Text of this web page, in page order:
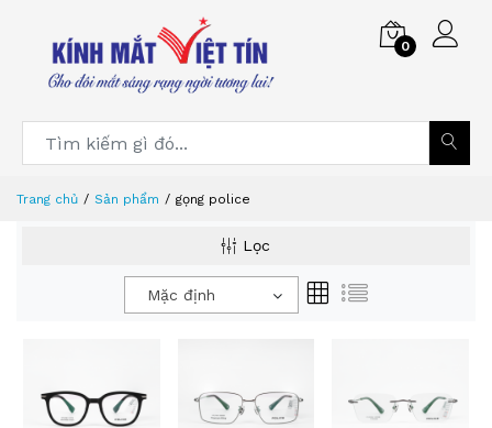
0
Trang chủ Sản phẩm gọng police
Lọc
Mặc định